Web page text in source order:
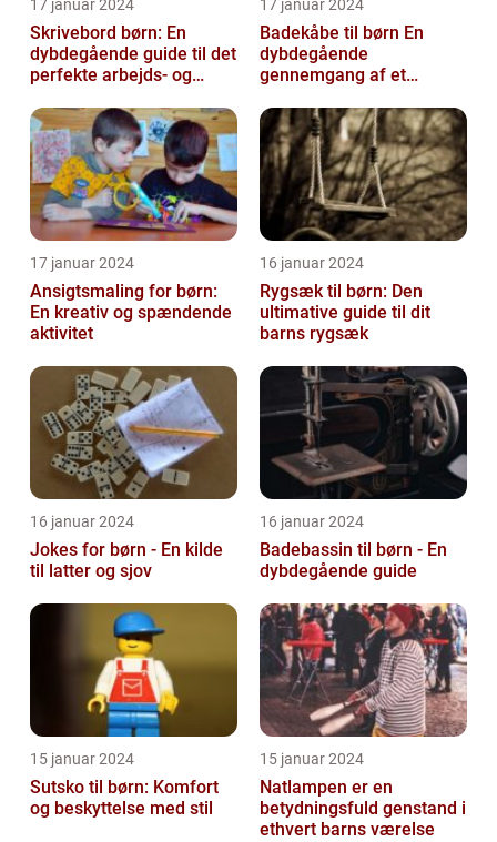
17 januar 2024
Skrivebord børn: En
dybdegående guide til det
perfekte arbejds- og
17 januar 2024
Badekåbe til børn En
dybdegående
gennemgang af et
børnetøj
17 januar 2024
Ansigtsmaling for børn:
En kreativ og spændende
aktivitet
16 januar 2024
Rygsæk til børn: Den
ultimative guide til dit
barns rygsæk
16 januar 2024
Jokes for børn - En kilde
til latter og sjov
16 januar 2024
Badebassin til børn - En
dybdegående guide
15 januar 2024
Sutsko til børn: Komfort
og beskyttelse med stil
15 januar 2024
Natlampen er en
betydningsfuld genstand i
ethvert barns værelse